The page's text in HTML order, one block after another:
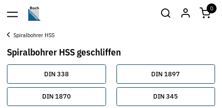
0
Spiralbohrer HSS
Spiralbohrer HSS geschliffen
DIN 338 DIN 1897
DIN 1870 DIN 345